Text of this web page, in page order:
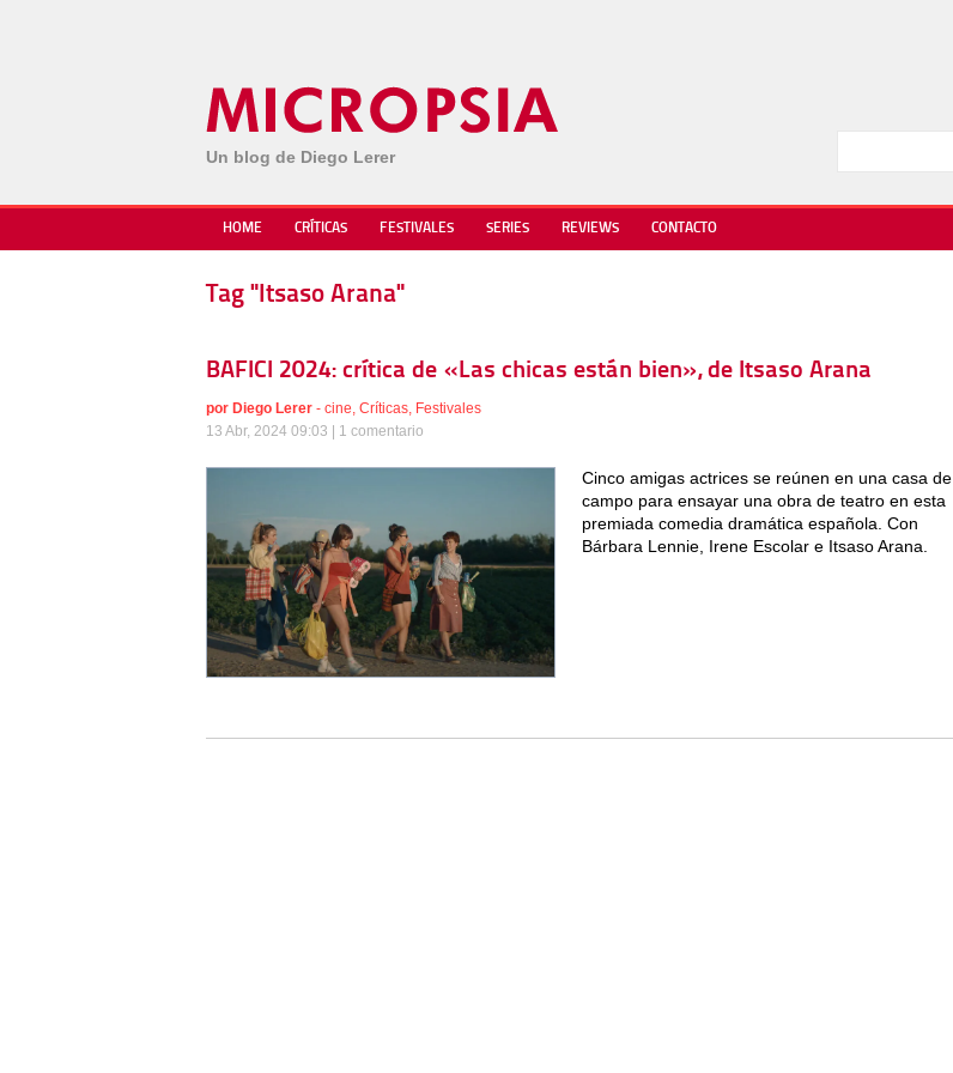
Un blog de Diego Lerer
HOME CRÍTICAS FESTIVALES SERIES REVIEWS CONTACTO
Tag "Itsaso Arana"
BAFICI 2024: crítica de «Las chicas están bien», de Itsaso Arana
por Diego Lerer - cine, Críticas, Festivales
13 Abr, 2024 09:03 | 1 comentario
Cinco amigas actrices se reúnen en una casa de
campo para ensayar una obra de teatro en esta
premiada comedia dramática española. Con
Bárbara Lennie, Irene Escolar e Itsaso Arana.